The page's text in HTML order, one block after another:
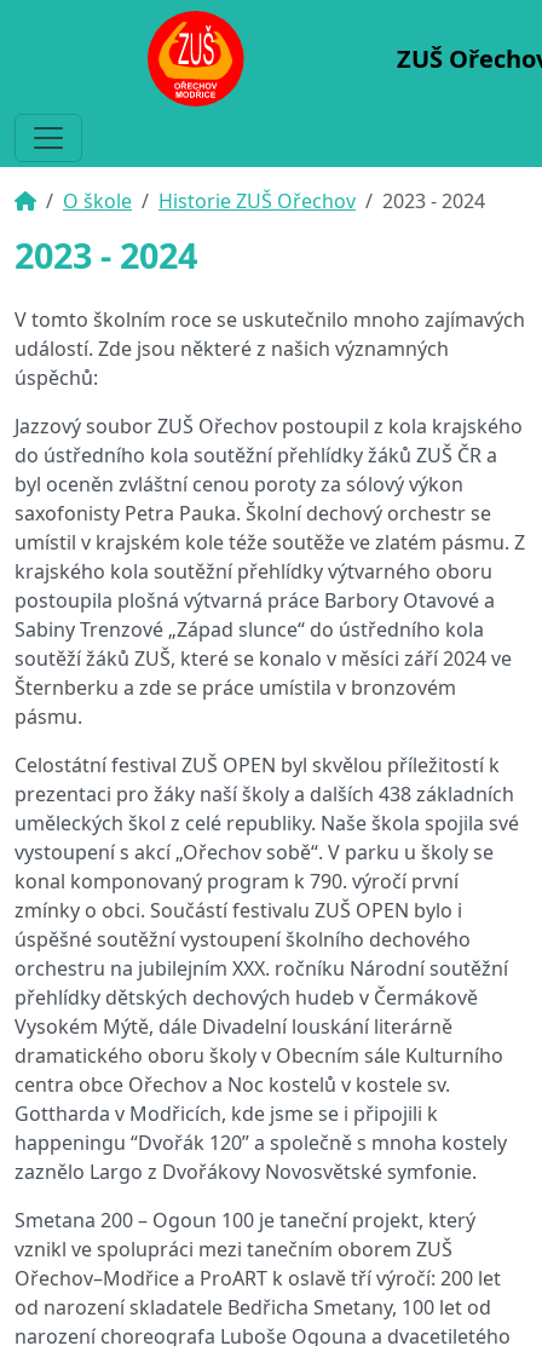
ZUŠ
O škole Historie ZUŠ Ořechov 2023 - 2024
2023 - 2024
V tomto školním roce se uskutečnilo mnoho zajímavých
událostí. Zde jsou některé z našich významných
úspěchů:
Jazzový soubor ZUŠ Ořechov postoupil z kola krajského
do ústředního kola soutěžní přehlídky žáků ZUŠ ČR a
byl oceněn zvláštní cenou poroty za sólový výkon
saxofonisty Petra Pauka. Školní dechový orchestr se
umístil v krajském kole téže soutěže ve zlatém pásmu. Z
krajského kola soutěžní přehlídky výtvarného oboru
postoupila plošná výtvarná práce Barbory Otavové a
Sabiny Trenzové „Západ slunce“ do ústředního kola
soutěží žáků ZUŠ, které se konalo v měsíci září 2024 ve
Šternberku a zde se práce umístila v bronzovém
pásmu.
Celostátní festival ZUŠ OPEN byl skvělou příležitostí k
prezentaci pro žáky naší školy a dalších 438 základních
uměleckých škol z celé republiky. Naše škola spojila své
vystoupení s akcí „Ořechov sobě“. V parku u školy se
konal komponovaný program k 790. výročí první
zmínky o obci. Součástí festivalu ZUŠ OPEN bylo i
úspěšné soutěžní vystoupení školního dechového
orchestru na jubilejním XXX. ročníku Národní soutěžní
přehlídky dětských dechových hudeb v Čermákově
Vysokém Mýtě, dále Divadelní louskání literárně
dramatického oboru školy v Obecním sále Kulturního
centra obce Ořechov a Noc kostelů v kostele sv.
Gottharda v Modřicích, kde jsme se i připojili k
happeningu “Dvořák 120” a společně s mnoha kostely
zaznělo Largo z Dvořákovy Novosvětské symfonie.
Smetana 200 – Ogoun 100 je taneční projekt, který
vznikl ve spolupráci mezi tanečním oborem ZUŠ
Ořechov–Modřice a ProART k oslavě tří výročí: 200 let
od narození skladatele Bedřicha Smetany, 100 let od
narození choreografa Luboše Ogouna a dvacetiletého